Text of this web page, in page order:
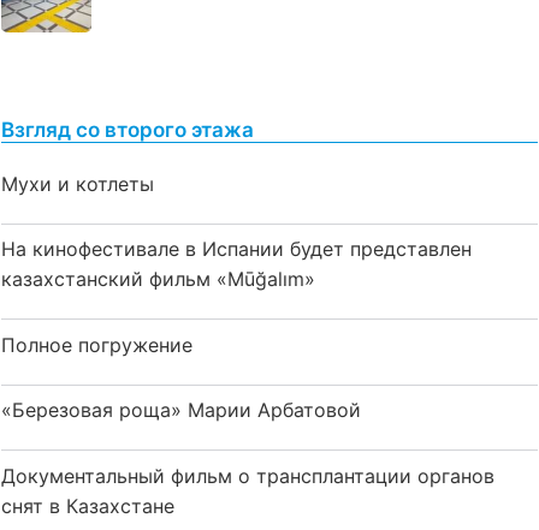
Взгляд со второго этажа
Мухи и котлеты
На кинофестивале в Испании будет представлен
казахстанский фильм «Mūğalım»
Полное погружение
«Березовая роща» Марии Арбатовой
Документальный фильм о трансплантации органов
снят в Казахстане